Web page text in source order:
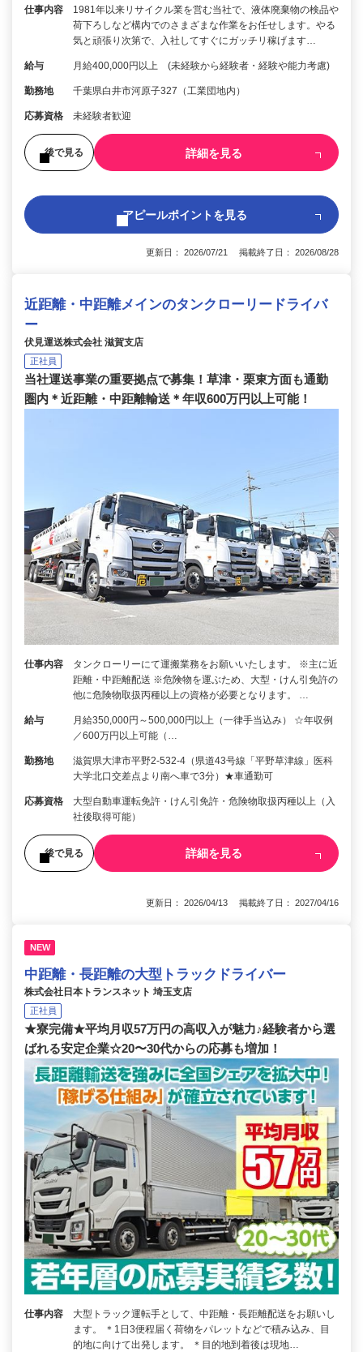
仕事内容
1981年以来リサイクル業を営む当社で、液体廃棄物の検品や
荷下ろしなど構内でのさまざまな作業をお任せします。やる
気と頑張り次第で、入社してすぐにガッチリ稼げます…
給与 月給400,000円以上 (未経験から経験者・経験や能力考慮)
勤務地 千葉県白井市河原子327（工業団地内）
応募資格 未経験者歓迎
後で見る 詳細を見る
アピールポイントを見る
更新日： 2026/07/21 掲載終了日： 2026/08/28
近距離・中距離メインのタンクローリードライバ
ー
伏見運送株式会社 滋賀支店
正社員
当社運送事業の重要拠点で募集！草津・栗東方面も通勤
圏内＊近距離・中距離輸送＊年収600万円以上可能！
仕事内容
タンクローリーにて運搬業務をお願いいたします。 ※主に近
距離・中距離配送 ※危険物を運ぶため、大型・けん引免許の
他に危険物取扱丙種以上の資格が必要となります。 …
給与
月給350,000円～500,000円以上（一律手当込み） ☆年収例
／600万円以上可能（…
勤務地
滋賀県大津市平野2-532-4（県道43号線「平野草津線」医科
大学北口交差点より南へ車で3分）★車通勤可
応募資格
大型自動車運転免許・けん引免許・危険物取扱丙種以上（入
社後取得可能）
後で見る 詳細を見る
更新日： 2026/04/13 掲載終了日： 2027/04/16
NEW
中距離・長距離の大型トラックドライバー
株式会社日本トランスネット 埼玉支店
正社員
★寮完備★平均月収57万円の高収入が魅力♪経験者から選
ばれる安定企業☆20〜30代からの応募も増加！
仕事内容
大型トラック運転手として、中距離・長距離配送をお願いし
ます。 ＊1日3便程届く荷物をパレットなどで積み込み、目
的地に向けて出発します。 ＊目的地到着後は現地…